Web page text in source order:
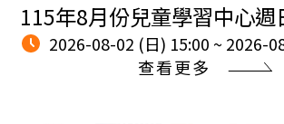
115年8月份兒童學習中心週
2026-08-02 (日) 15:00 ~ 2026-
查看更多